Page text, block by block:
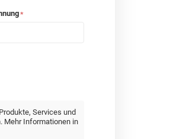
*
Services und
Mehr Informationen in